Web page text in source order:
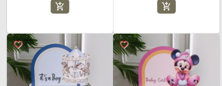
add_shopping_cart
add_shopping_cart
favorite_border
favorite_border